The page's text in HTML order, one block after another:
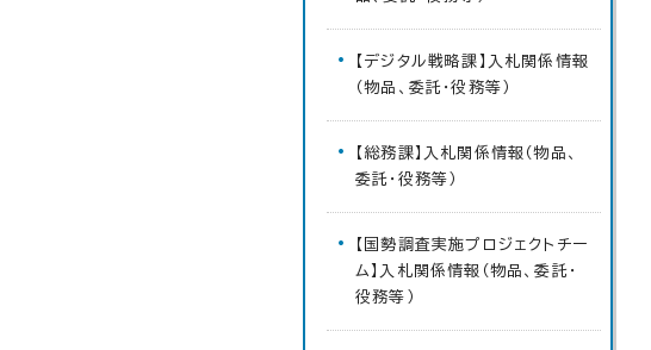
【デジタル戦略課】入札関係情報
（物品、委託・役務等）
【総務課】入札関係情報（物品、
委託・役務等）
【国勢調査実施プロジェクトチー
ム】入札関係情報（物品、委託・
役務等）